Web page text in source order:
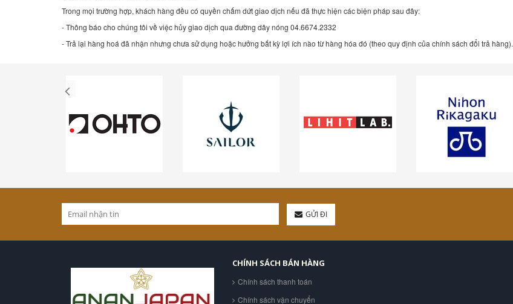
Trong mọi trường hợp, khách hàng đều có quyền chấm dứt giao dịch nếu đã thực hiện các biện pháp sau đây:
- Thông báo cho chúng tôi về việc hủy giao dịch qua đường dây nóng 04.6674.2332
- Trả lại hàng hoá đã nhận nhưng chưa sử dụng hoặc hưởng bất kỳ lợi ích nào từ hàng hóa đó (theo quy định của chính sách đổi trả hàng).
GỬI ĐI
CHÍNH SÁCH BÁN HÀNG
Chính sách thanh toán
Chính sách vận chuyển